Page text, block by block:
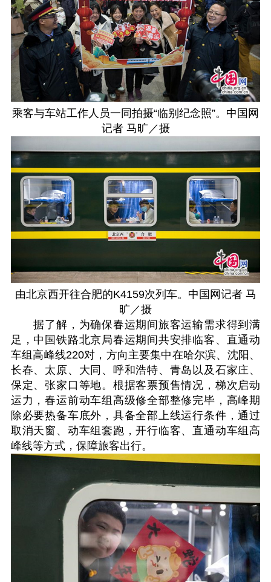
乘客与车站工作人员一同拍摄“临别纪念照”。中国网
记者 马旷／摄
由北京西开往合肥的K4159次列车。中国网记者 马
旷／摄
据了解，为确保春运期间旅客运输需求得到满
足，中国铁路北京局春运期间共安排临客、直通动
车组高峰线220对，方向主要集中在哈尔滨、沈阳、
长春、太原、大同、呼和浩特、青岛以及石家庄、
保定、张家口等地。根据客票预售情况，梯次启动
运力，春运前动车组高级修全部整修完毕，高峰期
除必要热备车底外，具备全部上线运行条件，通过
取消天窗、动车组套跑，开行临客、直通动车组高
峰线等方式，保障旅客出行。